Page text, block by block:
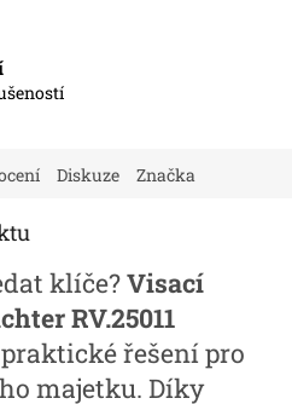
Diskuze Značka
klíče?Visací
RV.25011
řešení pro
majetku. Díky